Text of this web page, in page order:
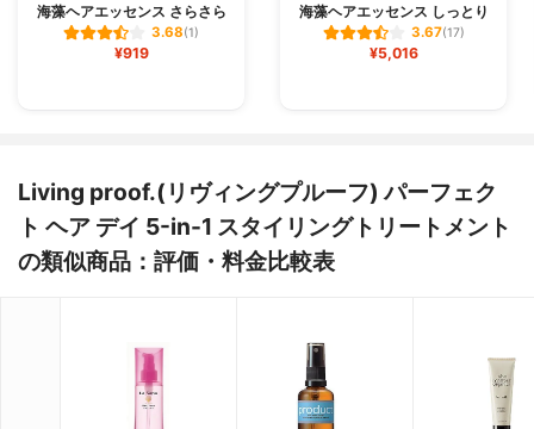
海藻ヘアエッセンス さらさら
3.68(1)
¥919
海藻ヘアエッセンス しっとり
3.67(17)
¥5,016
Living proof.(リヴィングプルーフ) パーフェク
ト ヘア デイ 5-in-1 スタイリングトリートメント
の類似商品：評価・料金比較表